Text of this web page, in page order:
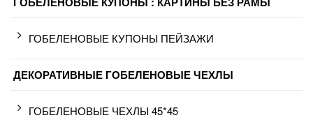
ГОБЕЛЕНОВЫЕ КУПОНЫ ПЕЙЗАЖИ
ДЕКОРАТИВНЫЕ ГОБЕЛЕНОВЫЕ ЧЕХЛЫ
ГОБЕЛЕНОВЫЕ ЧЕХЛЫ 45*45